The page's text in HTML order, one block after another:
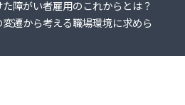
障がい者雇用のこれからとは？
遷から考える職場環境に求めら